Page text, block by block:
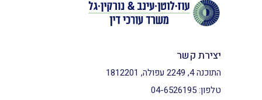
יצירת קשר
התוכנה 4, 2249 עפולה, 1812201
טלפון:04-6526195